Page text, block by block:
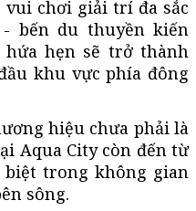
vui chơi giải trí đa sắc
bến du thuyền kiến
hẹn sẽ trở thành
khu vực phía đông
hiệu chưa phải là
Aqua City còn đến từ
trong không gian
sông.